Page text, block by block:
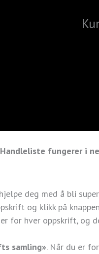
fungerer i
deg med å bli
og klikk på knappen
for hver oppskrift, og
samling». Når du er